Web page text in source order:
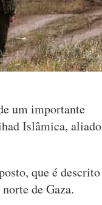
um importante
Islâmica, aliado
que é descrito
de Gaza.